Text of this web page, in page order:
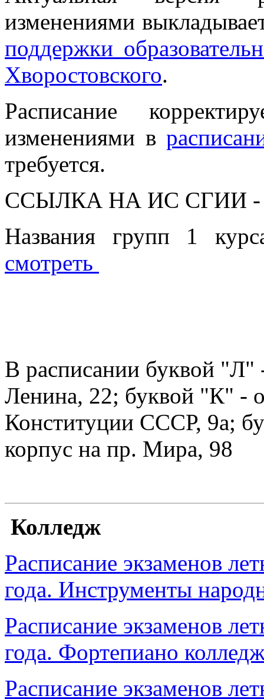
изменениями
поддержки
Хворостовского.
Расписание
изменениями в
требуется.
ССЫЛКА НА ИС СГИИ
Названия групп 1
смотреть
В расписании буквой "Л"
Ленина, 22; буквой "К" -
Конституции СССР, 9а;
корпус на пр. Мира, 98
Колледж
Расписание экзаменов
года. Инструменты
Расписание экзаменов
года. Фортепиано
Расписание экзаменов